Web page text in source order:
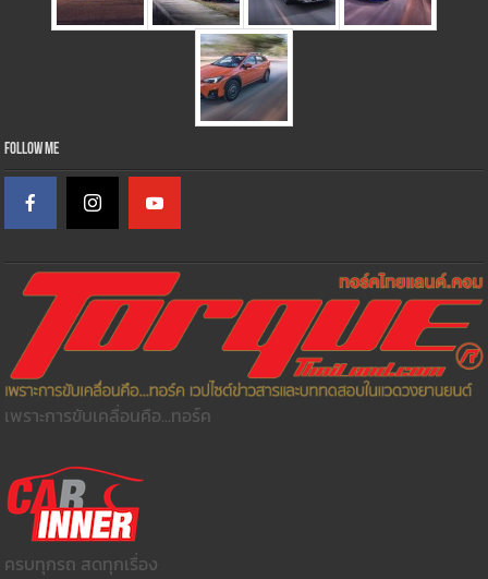
Follow Me
เพราะการขับเคลื่อนคือ...ทอร์ค
ครบทุกรถ สดทุกเรื่อง